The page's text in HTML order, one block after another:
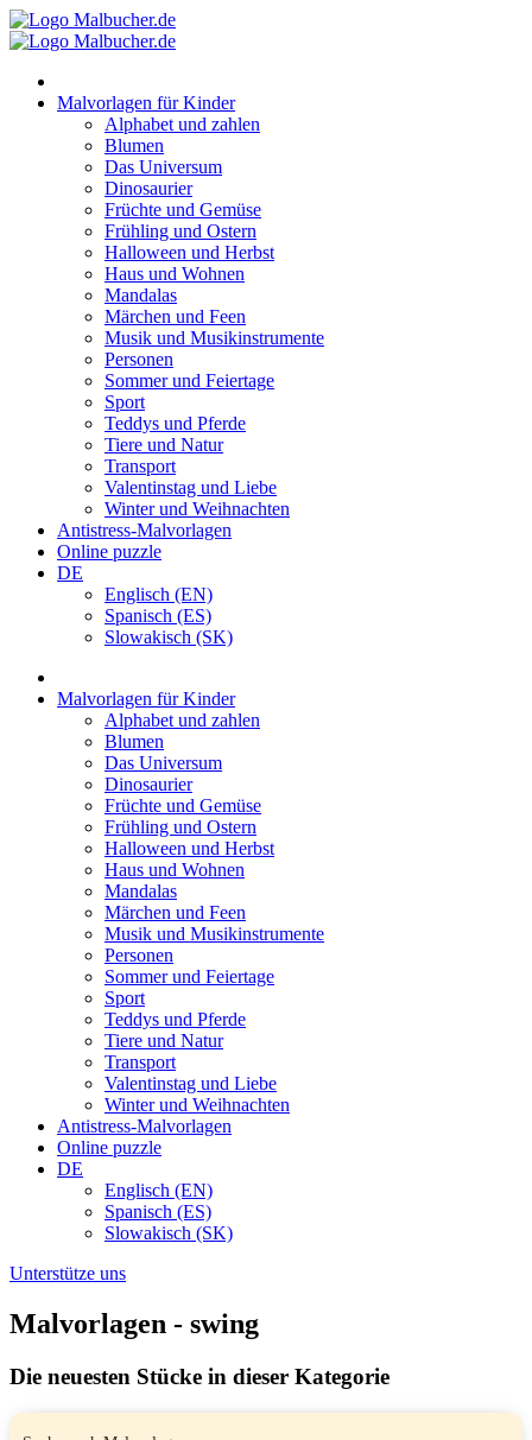
Zum
Inhalt
Malvorlagen für Kinder
Alphabet und zahlen
Blumen
Das Universum
Dinosaurier
Früchte und Gemüse
Frühling und Ostern
Halloween und Herbst
Haus und Wohnen
Mandalas
Märchen und Feen
Musik und Musikinstrumente
Personen
Sommer und Feiertage
Sport
Teddys und Pferde
Tiere und Natur
Transport
Valentinstag und Liebe
Winter und Weihnachten
Antistress-Malvorlagen
Online puzzle
DE
Englisch (EN)
Spanisch (ES)
Slowakisch (SK)
Malvorlagen für Kinder
Alphabet und zahlen
Blumen
Das Universum
Dinosaurier
Früchte und Gemüse
Frühling und Ostern
Halloween und Herbst
Haus und Wohnen
Mandalas
Märchen und Feen
Musik und Musikinstrumente
Personen
Sommer und Feiertage
Sport
Teddys und Pferde
Tiere und Natur
Transport
Valentinstag und Liebe
Winter und Weihnachten
Antistress-Malvorlagen
Online puzzle
DE
Englisch (EN)
Spanisch (ES)
Slowakisch (SK)
Unterstütze uns
Malvorlagen - swing
Die neuesten Stücke in dieser Kategorie